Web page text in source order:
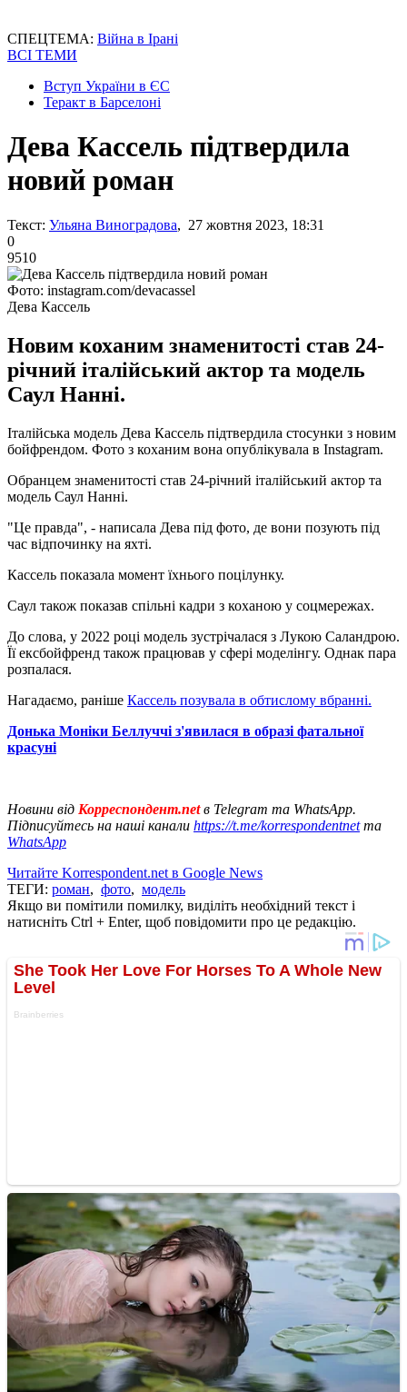
СПЕЦТЕМА: Війна в Ірані
ВСІ ТЕМИ
Вступ України в ЄС
Теракт в Барселоні
Дева Кассель підтвердила
новий роман
Текст: Ульяна Виноградова, 27 жовтня 2023, 18:31
0
9510
Фото: instagram.com/devacassel
Дева Кассель
Новим коханим знаменитості став 24-
річний італійський актор та модель
Саул Нанні.
Італійська модель Дева Кассель підтвердила стосунки з новим
бойфрендом. Фото з коханим вона опублікувала в Instagram.
Обранцем знаменитості став 24-річний італійський актор та
модель Саул Нанні.
"Це правда", - написала Дева під фото, де вони позують під
час відпочинку на яхті.
Кассель показала момент їхнього поцілунку.
Саул також показав спільні кадри з коханою у соцмережах.
До слова, у 2022 році модель зустрічалася з Лукою Саландрою.
Її ексбойфренд також працював у сфері моделінгу. Однак пара
розпалася.
Нагадаємо, раніше Кассель позувала в обтислому вбранні.
Донька Моніки Беллуччі з'явилася в образі фатальної
красуні
Новини від Корреспондент.netв Telegram та WhatsApp.
Підписуйтесь на наші канали https://t.me/korrespondentnetта
WhatsApp
Читайте Korrespondent.net в Google News
ТЕГИ: роман, фото, модель
Якщо ви помітили помилку, виділіть необхідний текст і
натисніть Ctrl + Enter, щоб повідомити про це редакцію.